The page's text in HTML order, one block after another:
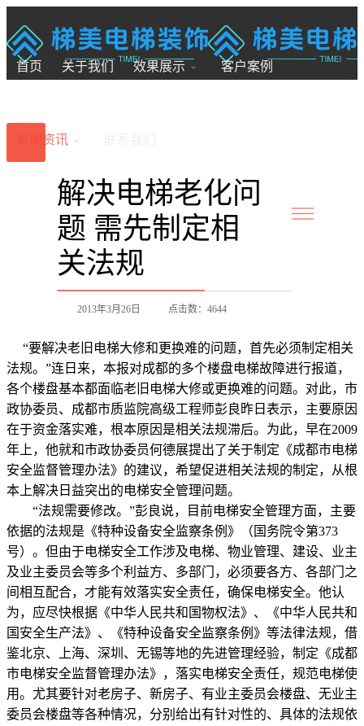
首页 关于我们 效果展示 客户案例
新闻资讯
解决电梯老化问
题 需先制定相
关法规
2013年3月26日 点击数：4644
“要解决老旧电梯大修和更换难的问题，首先必须制定相关
法规。”连日来，本报对成都的多个楼盘电梯故障进行报道，
各个楼盘基本都面临老旧电梯大修或更换难的问题。对此，市
政协委员、成都市质监院高级工程师彭良昨日表示，主要原因
在于资金落实难，根本原因是相关法规滞后。为此，早在2009
年上，他就和市政协委员何德展提出了关于制定《成都市电梯
安全监督管理办法》的建议，希望促进相关法规的制定，从根
本上解决日益突出的电梯安全管理问题。
“法规需要修改。”彭良说，目前电梯安全管理方面，主要
依据的法规是《特种设备安全监察条例》（国务院令第373
号）。但由于电梯安全工作涉及电梯、物业管理、建设、业主
及业主委员会等多个利益方、多部门，必须要各方、各部门之
间相互配合，才能有效落实安全责任，确保电梯安全。他认
为，应尽快根据《中华人民共和国物权法》、《中华人民共和
国安全生产法》、《特种设备安全监察条例》等法律法规，借
鉴北京、上海、深圳、无锡等地的先进管理经验，制定《成都
市电梯安全监督管理办法》，落实电梯安全责任，规范电梯使
用。尤其要针对老房子、新房子、有业主委员会楼盘、无业主
委员会楼盘等各种情况，分别给出有针对性的、具体的法规依